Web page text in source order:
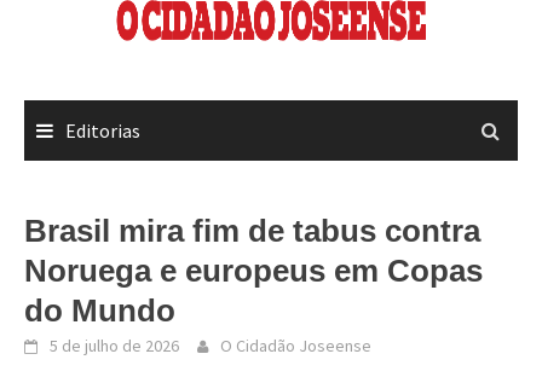
Editorias
Brasil mira fim de tabus contra
Noruega e europeus em Copas
do Mundo
5 de julho de 2026 O Cidadão Joseense